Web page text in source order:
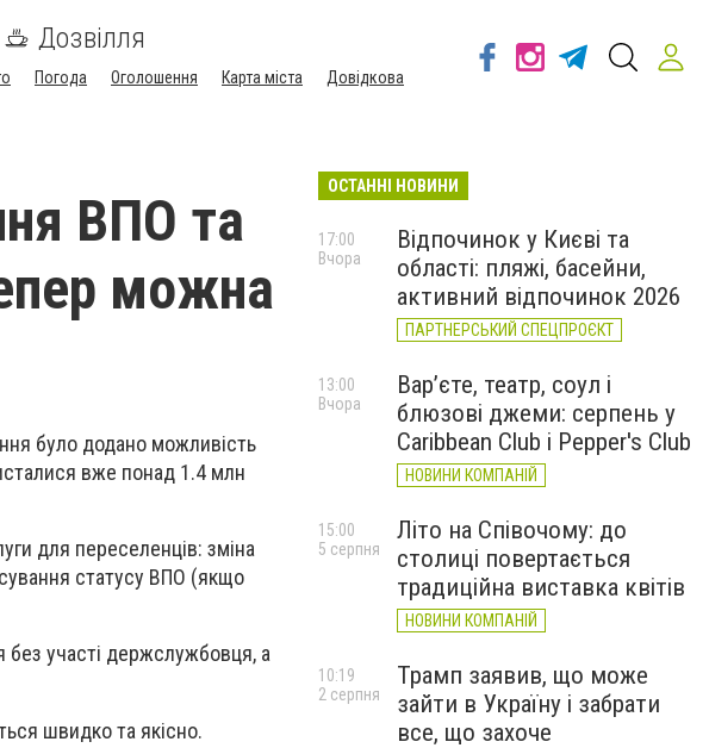
Дозвілля
Погода Оголошення Карта міста Довідкова
ВПО та
можна
було додано можливість
вже понад 1.4 млн
для переселенців: зміна
статусу ВПО (якщо
без участі держслужбовця, а
швидко та якісно.
ОСТАННІ НОВИНИ
Відпочинок у Києві та
області: пляжі, басейни,
активний відпочинок 2026
ПАРТНЕРСЬКИЙ СПЕЦПРОЄКТ
17:00
Вчора
Вар’єте, театр, соул і
блюзові джеми: серпень у
Caribbean Club і Pepper's Club
НОВИНИ КОМПАНІЙ
13:00
Вчора
Літо на Співочому: до
столиці повертається
традиційна виставка квітів
НОВИНИ КОМПАНІЙ
15:00
5 серпня
Трамп заявив, що може
зайти в Україну і забрати
все, що захоче
10:19
2 серпня